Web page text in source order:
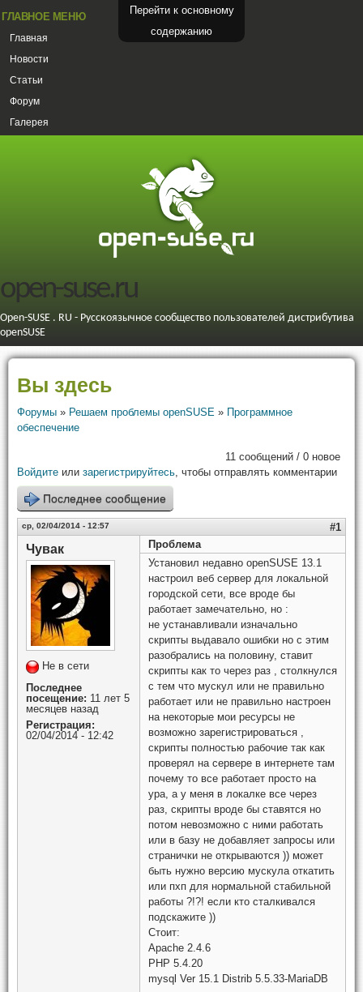
Перейти к основному
содержанию
ГЛАВНОЕ МЕНЮ
Главная
Новости
Статьи
Форум
Галерея
open-suse.ru
Open-SUSE . RU - Русскоязычное сообщество пользователей дистрибутива
openSUSE
Вы здесь
Форумы » Решаем проблемы openSUSE » Программное
обеспечение
11 сообщений / 0 новое
Войдите или зарегистрируйтесь, чтобы отправлять комментарии
Последнее сообщение
ср, 02/04/2014 - 12:57 #1
Чувак
Не в сети
Последнее
посещение: 11 лет 5
месяцев назад
Регистрация:
02/04/2014 - 12:42
Проблема
Установил недавно openSUSE 13.1
настроил веб сервер для локальной
городской сети, все вроде бы
работает замечательно, но :
не устанавливали изначально
скрипты выдавало ошибки но с этим
разобрались на половину, ставит
скрипты как то через раз , столкнулся
с тем что мускул или не правильно
работает или не правильно настроен
на некоторые мои ресурсы не
возможно зарегистрироваться ,
скрипты полностью рабочие так как
проверял на сервере в интернете там
почему то все работает просто на
ура, а у меня в локалке все через
раз, скрипты вроде бы ставятся но
потом невозможно с ними работать
или в базу не добавляет запросы или
странички не открываются )) может
быть нужно версию мускула откатить
или пхп для нормальной стабильной
работы ?!?! если кто сталкивался
подскажите ))
Стоит:
Apache 2.4.6
PHP 5.4.20
mysql Ver 15.1 Distrib 5.5.33-MariaDB